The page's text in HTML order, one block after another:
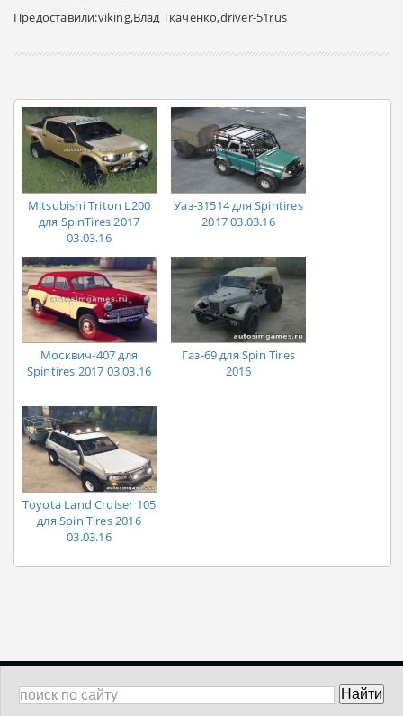
Предоставили:viking,Влад Ткаченко,driver-51rus
Mitsubishi Triton L200
для SpinTires 2017
03.03.16
Уаз-31514 для Spintires
2017 03.03.16
Москвич-407 для
Spintires 2017 03.03.16
Газ-69 для Spin Tires
2016
Toyota Land Cruiser 105
для Spin Tires 2016
03.03.16